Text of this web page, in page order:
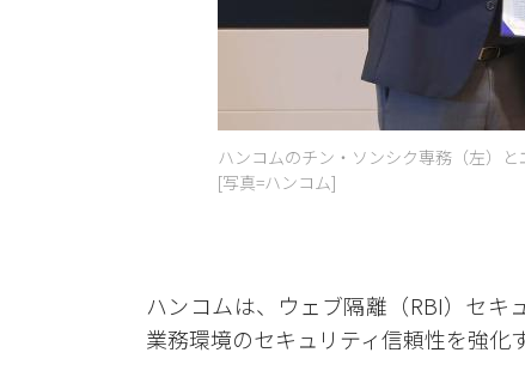
ハンコムのチン・ソンシク専務（左）
[写真=ハンコム]
ハンコムは、ウェブ隔離（RBI）セキ
業務環境のセキュリティ信頼性を強化